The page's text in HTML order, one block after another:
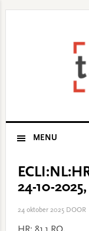
MENU
24-10-
24 oktober 2025DOOR